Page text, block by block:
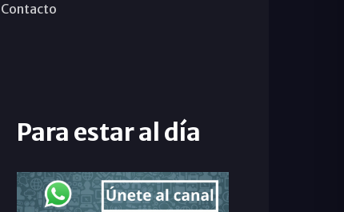
Contacto
Para estar al día